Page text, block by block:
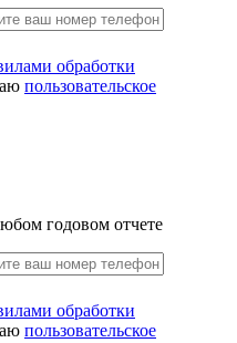
обработки
пользовательское
годовом отчете
обработки
пользовательское